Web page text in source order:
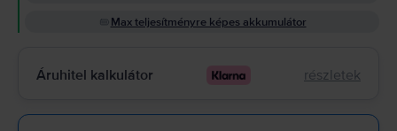
Max teljesítményre képes akkumulátor
Áruhitel kalkulátor részletek